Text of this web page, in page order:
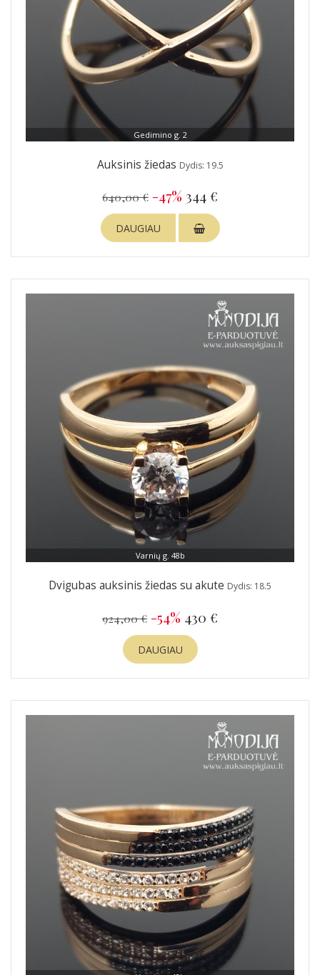
Gedimino g. 2
Auksinis žiedas Dydis: 19.5
640,00 € -47% 344 €
DAUGIAU
Varnių g. 48b
Dvigubas auksinis žiedas su akute Dydis: 18.5
924,00 € -54% 430 €
DAUGIAU